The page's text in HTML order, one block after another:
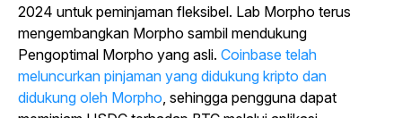
2024 untuk peminjaman fleksibel. Lab Morpho terus
mengembangkan Morpho sambil mendukung
Pengoptimal Morpho yang asli. Coinbase telah
meluncurkan pinjaman yang didukung kripto dan
didukung oleh Morpho, sehingga pengguna dapat